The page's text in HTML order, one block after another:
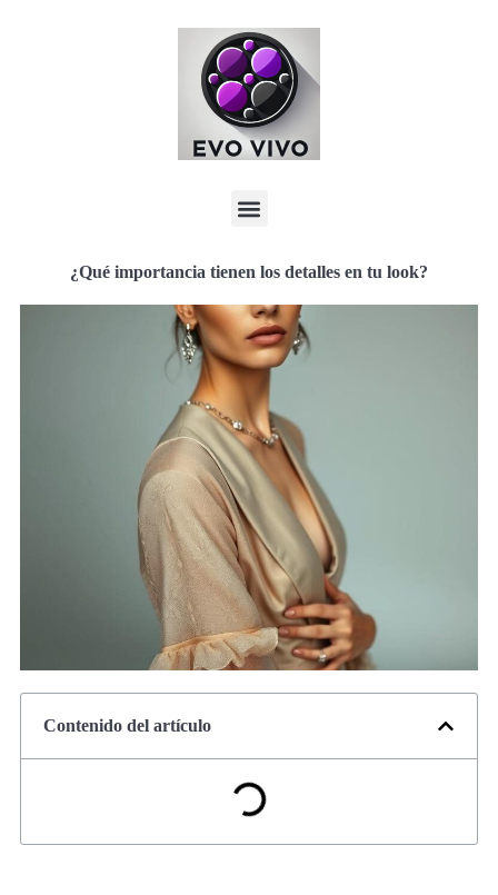
¿Qué importancia tienen los detalles en tu look?
Contenido del artículo